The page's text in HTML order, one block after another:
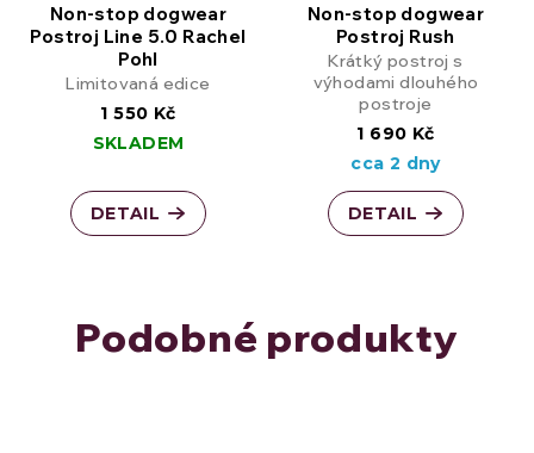
Non-stop dogwear
Postroj Line 5.0 Rachel
Pohl
Limitovaná edice
1 550 Kč
SKLADEM
DETAIL
Non-stop dogwear
Postroj Rush
Krátký postroj s
výhodami dlouhého
postroje
1 690 Kč
cca 2 dny
DETAIL
Podobné produkty